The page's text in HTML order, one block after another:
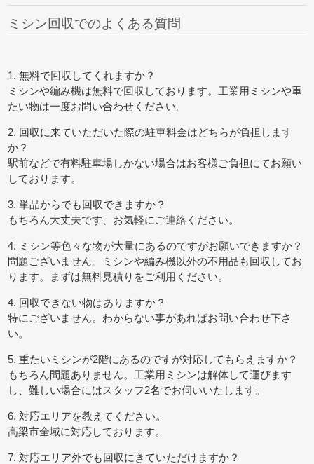
ミシン回収でのよくある質問
1. 無料で回収してくれますか？
ミシンや編み機は無料で回収しております。工業用ミシンや重
たい物は一度お問い合わせください。
2. 回収に来ていただいた際の駐車料金はどちらが負担します
か？
駅前などで有料駐車場しかない場合はお客様ご負担にてお願い
しております。
3. 単品からでも回収できますか？
もちろん大丈夫です、お気軽にご連絡ください。
4. ミシン等色々な物が大量にあるのですがお願いできますか？
問題ございません。ミシンや編み機以外の不用品も回収してお
ります。まずは無料見積りをご利用ください。
4. 回収できない物はありますか？
特にございません。わからない事があればお問い合わせ下さ
い。
5. 重たいミシンが2階にあるのですが対応してもらえますか？
もちろん問題ありません。工業用ミシンは解体して運びます
し、難しい場合にはスタッフ2名でお伺いいたします。
6. 対応エリアを教えてください。
高梁市全域に対応しております。
7. 対応エリア外でも回収にきていただけますか？